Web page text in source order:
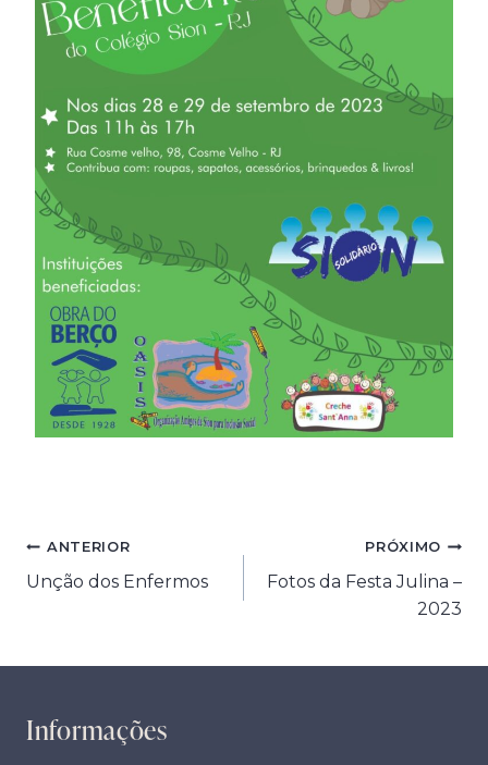
Navegação
de
ANTERIOR
Unção dos Enfermos
PRÓXIMO
Fotos da Festa Julina –
2023
Informações